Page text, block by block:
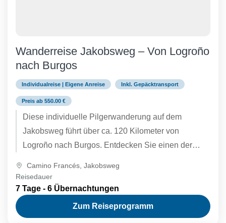
Wanderreise Jakobsweg – Von Logroño
nach Burgos
Individualreise | Eigene Anreise Inkl. Gepäcktransport
Preis ab 550.00 €
Diese individuelle Pilgerwanderung auf dem
Jakobsweg führt über ca. 120 Kilometer von
Logroño nach Burgos. Entdecken Sie einen der
des...
Camino Francés Jakobsweg
Reisedauer
7 Tage - 6 Übernachtungen
Zum Reiseprogramm